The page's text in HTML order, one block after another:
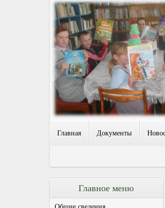
Главная Документы
Главное меню